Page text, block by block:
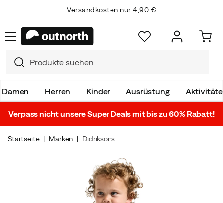
Versandkosten nur 4,90 €
Damen Herren Kinder Ausrüstung
Verpass nicht unsere Super Deals mit bis zu 60% Rabatt!
Startseite Marken Didriksons